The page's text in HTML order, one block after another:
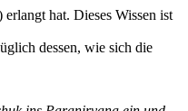
hat. Dieses Wissen ist
dessen, wie sich die